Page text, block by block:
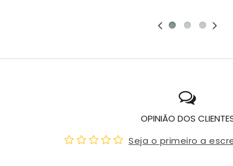
OPINIÃO DOS
Seja o primeiro a